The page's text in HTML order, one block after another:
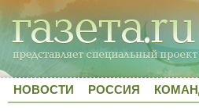
НОВОСТИ РОССИЯ